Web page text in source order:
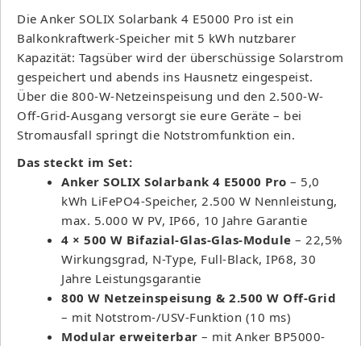
Die Anker SOLIX Solarbank 4 E5000 Pro ist ein
Balkonkraftwerk-Speicher mit 5 kWh nutzbarer
Kapazität: Tagsüber wird der überschüssige Solarstrom
gespeichert und abends ins Hausnetz eingespeist.
Über die 800-W-Netzeinspeisung und den 2.500-W-
Off-Grid-Ausgang versorgt sie eure Geräte – bei
Stromausfall springt die Notstromfunktion ein.
Das steckt im Set:
Anker SOLIX Solarbank 4 E5000 Pro – 5,0
kWh LiFePO4-Speicher, 2.500 W Nennleistung,
max. 5.000 W PV, IP66, 10 Jahre Garantie
4 × 500 W Bifazial-Glas-Glas-Module – 22,5%
Wirkungsgrad, N-Type, Full-Black, IP68, 30
Jahre Leistungsgarantie
800 W Netzeinspeisung & 2.500 W Off-Grid
– mit Notstrom-/USV-Funktion (10 ms)
Modular erweiterbar – mit Anker BP5000-